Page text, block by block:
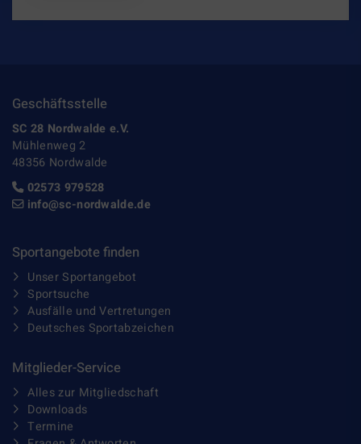
Geschäftsstelle
SC 28 Nordwalde e.V.
Mühlenweg 2
48356 Nordwalde
02573 979528
info@sc-nordwalde.de
Sportangebote finden
Unser Sportangebot
Sportsuche
Ausfälle und Vertretungen
Deutsches Sportabzeichen
Mitglieder-Service
Alles zur Mitgliedschaft
Downloads
Termine